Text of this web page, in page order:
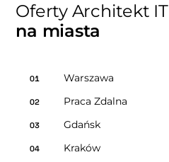
Oferty Architekt IT
na miasta
01 Warszawa
02 Praca Zdalna
03 Gdańsk
04 Kraków